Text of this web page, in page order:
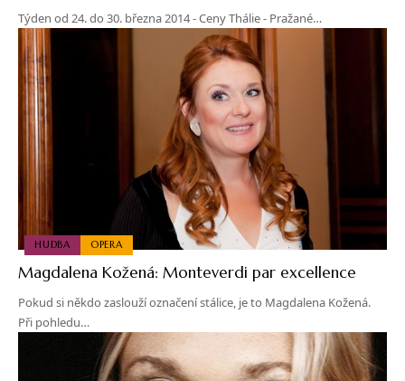
Týden od 24. do 30. března 2014 - Ceny Thálie - Pražané…
HUDBA OPERA
Magdalena Kožená: Monteverdi par excellence
Pokud si někdo zaslouží označení stálice, je to Magdalena Kožená.
Při pohledu…